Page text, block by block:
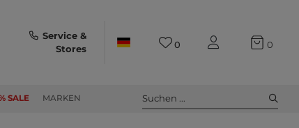
SALE MARKEN
Service &
Stores
0 0
Suchen ...